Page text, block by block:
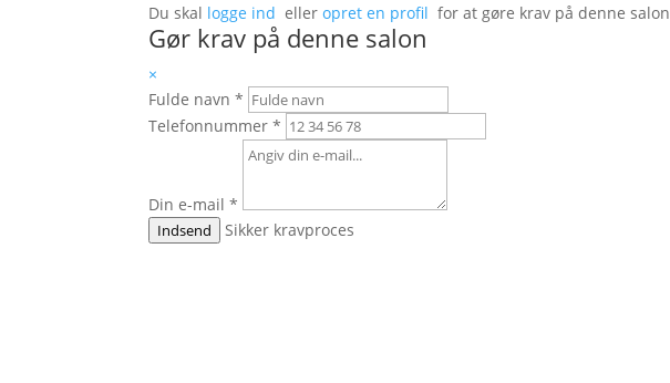
Du skal logge ind elleropret en profil for at gøre krav på denne salon
Gør krav på denne salon
×
Fulde navn*
Telefonnummer*
Din e-mail*
Indsend Sikker kravproces